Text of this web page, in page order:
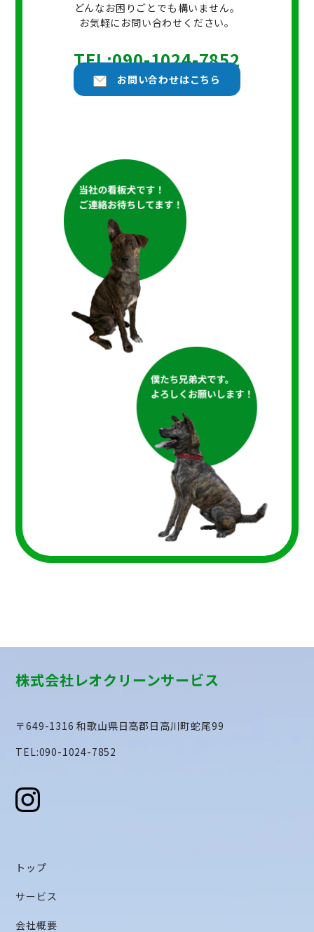
どんなお困りごとでも構いません。
お気軽にお問い合わせください。
TEL:090-1024-7852
お問い合わせはこちら
株式会社レオクリーンサービス
〒649-1316 和歌山県日高郡日高川町蛇尾99
TEL:090-1024-7852
トップ
サービス
会社概要